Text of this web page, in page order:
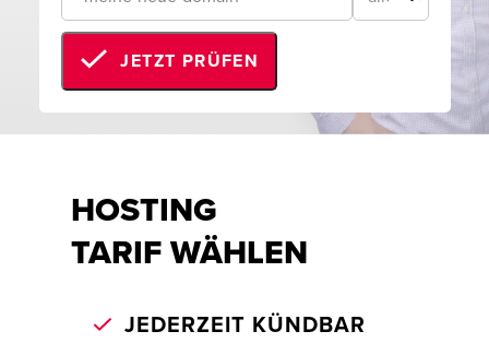
JETZT PRÜFEN
HOSTING
TARIF WÄHLEN
JEDERZEIT KÜNDBAR